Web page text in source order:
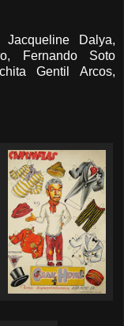
Dalya,
Fernando Soto
Gentil Arcos,